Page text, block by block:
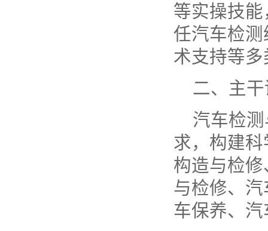
等实操技
任汽车检
术支持等
二、主
汽车检
求，构建
构造与检
与检修、
车保养、